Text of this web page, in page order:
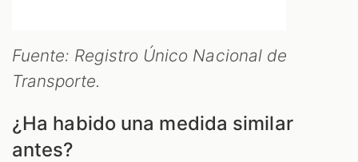
Fuente: Registro Único Nacional de
Transporte.
¿Ha habido una medida similar
antes?